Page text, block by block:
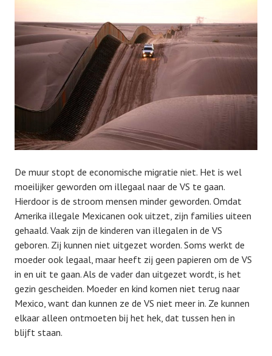
De muur stopt de economische migratie niet. Het is wel
moeilijker geworden om illegaal naar de VS te gaan.
Hierdoor is de stroom mensen minder geworden. Omdat
Amerika illegale Mexicanen ook uitzet, zijn families uiteen
gehaald. Vaak zijn de kinderen van illegalen in de VS
geboren. Zij kunnen niet uitgezet worden. Soms werkt de
moeder ook legaal, maar heeft zij geen papieren om de VS
in en uit te gaan. Als de vader dan uitgezet wordt, is het
gezin gescheiden. Moeder en kind komen niet terug naar
Mexico, want dan kunnen ze de VS niet meer in. Ze kunnen
elkaar alleen ontmoeten bij het hek, dat tussen hen in
blijft staan.